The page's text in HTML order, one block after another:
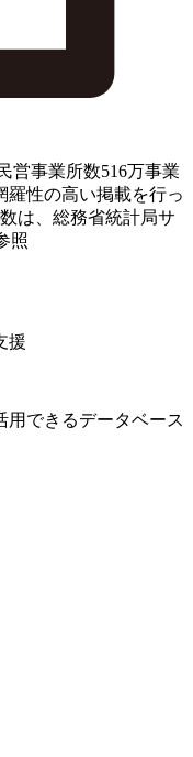
営事業所数516万事業
羅性の高い掲載を行っ
は、総務省統計局サ
照
援
用できるデータベース